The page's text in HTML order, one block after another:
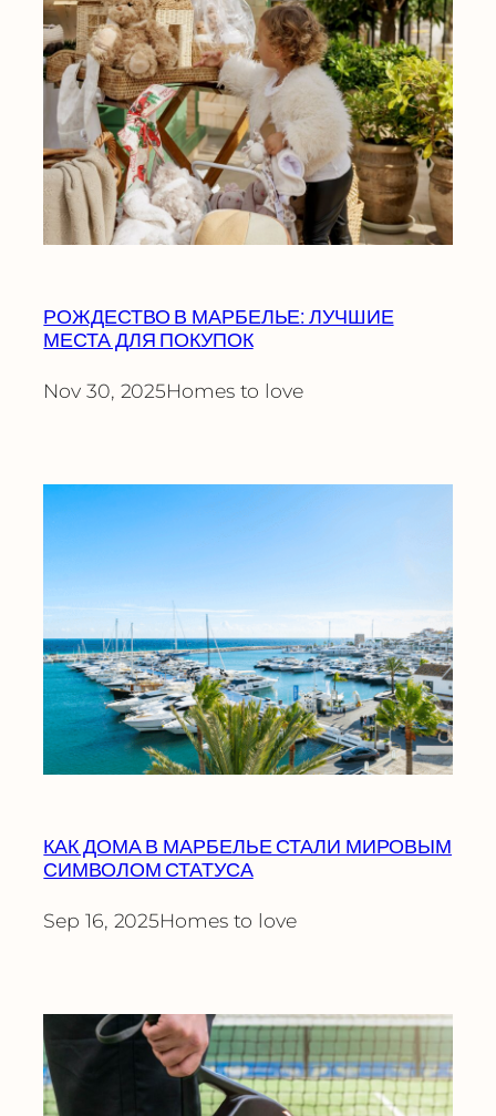
РОЖДЕСТВО В МАРБЕЛЬЕ: ЛУЧШИЕ
МЕСТА ДЛЯ ПОКУПОК
Nov 30, 2025Homes to love
КАК ДОМА В МАРБЕЛЬЕ СТАЛИ МИРОВЫМ
СИМВОЛОМ СТАТУСА
Sep 16, 2025Homes to love